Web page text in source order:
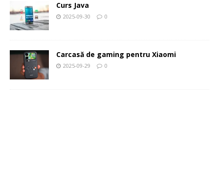
Curs Java
2025-09-30 0
Carcasă de gaming pentru Xiaomi
2025-09-29 0